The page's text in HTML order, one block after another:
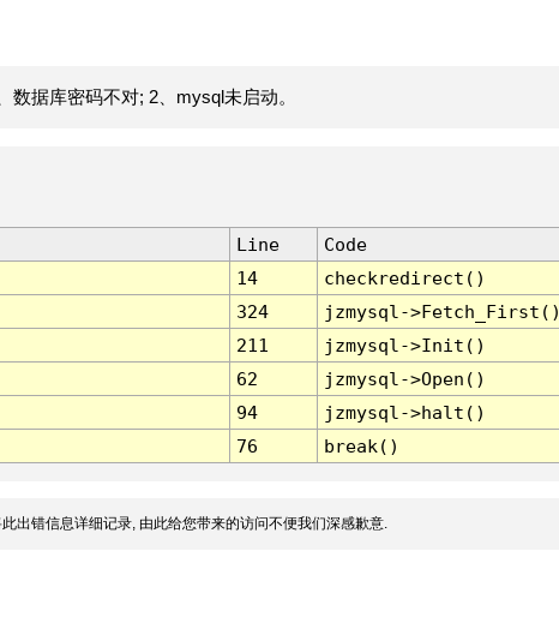
据库密码不对; 2、mysql未启动。
Line
Code
14
checkredirect()
324
jzmysql-
211
jzmysql->Init()
62
jzmysql->Open()
94
jzmysql->halt()
76 break()
出错信息详细记录, 由此给您带来的访问不便我们深感歉意.